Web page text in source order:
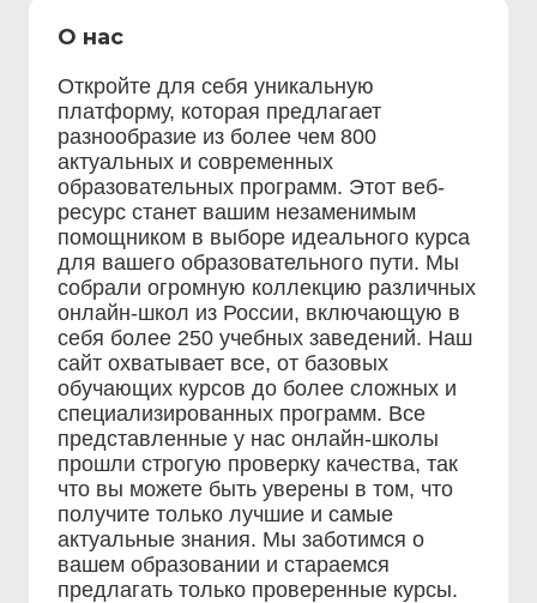
О нас
Откройте для себя уникальную
платформу, которая предлагает
разнообразие из более чем 800
актуальных и современных
образовательных программ. Этот веб-
ресурс станет вашим незаменимым
помощником в выборе идеального курса
для вашего образовательного пути. Мы
собрали огромную коллекцию различных
онлайн-школ из России, включающую в
себя более 250 учебных заведений. Наш
сайт охватывает все, от базовых
обучающих курсов до более сложных и
специализированных программ. Все
представленные у нас онлайн-школы
прошли строгую проверку качества, так
что вы можете быть уверены в том, что
получите только лучшие и самые
актуальные знания. Мы заботимся о
вашем образовании и стараемся
предлагать только проверенные курсы.